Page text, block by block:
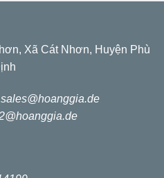
Xã Cát Nhơn, Huyện Phù
sales@hoanggia.de